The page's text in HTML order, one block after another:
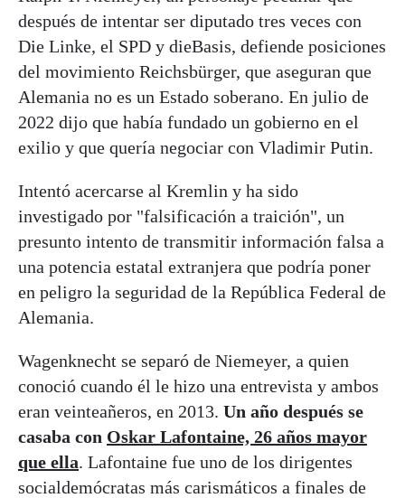
después de intentar ser diputado tres veces con
Die Linke, el SPD y dieBasis, defiende posiciones
del movimiento Reichsbürger, que aseguran que
Alemania no es un Estado soberano. En julio de
2022 dijo que había fundado un gobierno en el
exilio y que quería negociar con Vladimir Putin.
Intentó acercarse al Kremlin y ha sido
investigado por "falsificación a traición", un
presunto intento de transmitir información falsa a
una potencia estatal extranjera que podría poner
en peligro la seguridad de la República Federal de
Alemania.
Wagenknecht se separó de Niemeyer, a quien
conoció cuando él le hizo una entrevista y ambos
eran veinteañeros, en 2013. Un año después se
casaba con Oskar Lafontaine, 26 años mayor
que ella. Lafontaine fue uno de los dirigentes
socialdemócratas más carismáticos a finales de